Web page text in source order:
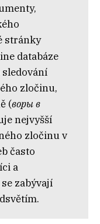
stránky
databáze
zločinu,
(воры в
nejvyšší
zločinu v
často
a
zabývají